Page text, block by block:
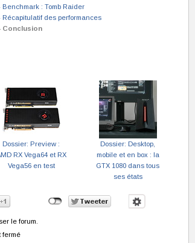
Benchmark : Tomb Raider
Récapitulatif des performances
Conclusion
Dossier: Preview :
RX Vega64 et RX
Vega56 en test
Dossier: Desktop,
mobile et en box : la
GTX 1080 dans tous
ses états
le forum.
fermé